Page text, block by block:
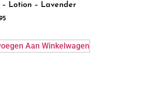
– Lotion – Lavender
Aan Winkelwagen